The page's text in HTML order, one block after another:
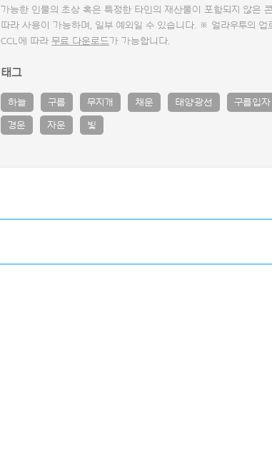
가능한 인물의 초상 혹은 특정한 타인의 재산물이 포함되지 않은
따라 사용이 가능하며, 일부 예외일 수 있습니다. ※ 얼라우투의 업
CCL에 따라 무료 다운로드가 가능합니다.
태그
하늘 구름 무지개 채운 태양광선 구름입자
경운 자운 빛